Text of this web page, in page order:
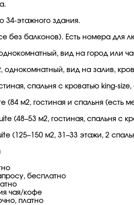
34-этажного здания.
без балконов). Есть номера для
вид на город или
однокомнатный, вид на залив,
спальня с кроватью king-
(84 м2, гостиная и спальня (есть
(48–53 м2, гостиная, спальня с
(125–150 м2, 31–33 этажи, 2
бесплатно
чая/кофе
платно